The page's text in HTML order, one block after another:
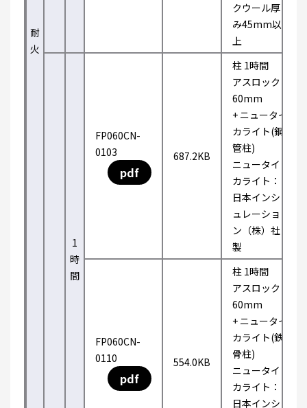
耐
火
クウール厚
み45mm以
上
1
時
間
FP060CN-
0103
pdf
687.2KB
柱 1時間
アスロック
60mm
+ ニュータイ
カライト(鋼
管柱)
ニュータイ
カライト：
日本インシ
ュレーショ
ン（株）社
製
FP060CN-
0110
pdf
554.0KB
柱 1時間
アスロック
60mm
+ ニュータイ
カライト(鉄
骨柱)
ニュータイ
カライト：
日本インシ